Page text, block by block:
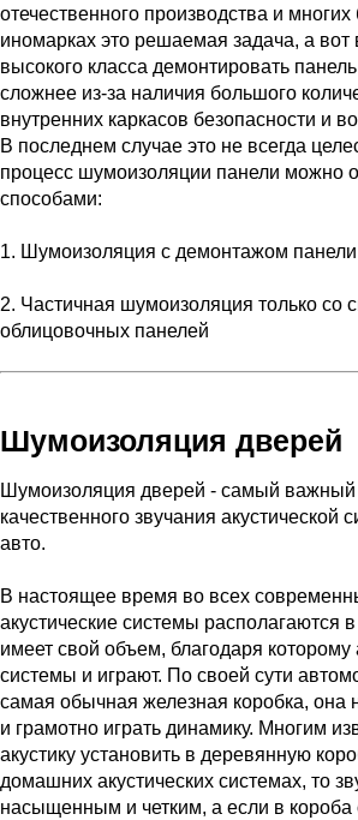
отечественного производства и
иномарках это решаемая задача, а вот
высокого класса демонтировать
сложнее из-за наличия большого
внутренних каркасов безопасности и
В последнем случае это не всегда
процесс шумоизоляции панели можно
способами:
1. Шумоизоляция с демонтажом
2. Частичная шумоизоляция только со
облицовочных панелей
Шумоизоляция дверей
Шумоизоляция дверей - самый важный
качественного звучания
авто.
В настоящее время во всех
акустические системы располагаются
имеет свой объем, благодаря которому
системы и играют. По своей сути
самая обычная железная коробка, она
и грамотно играть динамику. Многим
акустику установить в деревянную
домашних акустических системах, то
насыщенным и четким, а если в короба